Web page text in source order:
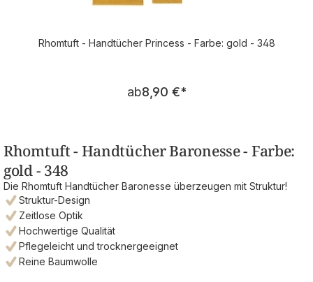
Rhomtuft - Handtücher Princess - Farbe: gold - 348
Regulärer Preis:
ab8,90 €*
Rhomtuft - Handtücher Baronesse - Farbe:
gold - 348
Die Rhomtuft Handtücher Baronesse überzeugen mit Struktur!
Struktur-Design
Zeitlose Optik
Hochwertige Qualität
Pflegeleicht und trocknergeeignet
Reine Baumwolle